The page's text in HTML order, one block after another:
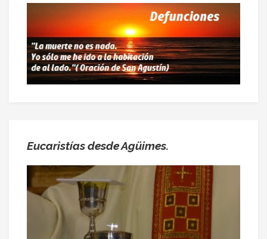
Eucaristías desde Agüimes.